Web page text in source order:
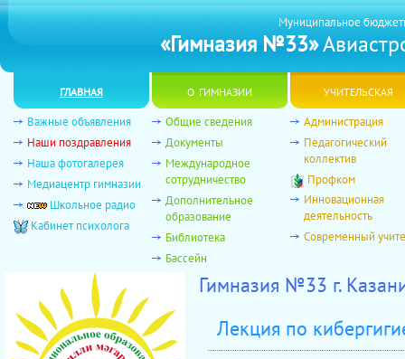
Муниципальное
«Гимназия №33»
главная о гимназии учительская
Важные объявления
Наши поздравления
Наша фотогалерея
Медиацентр гимназии
Школьное радио
Кабинет психолога
Общие сведения
Документы
Международное
сотрудничество
Дополнительное
образование
Библиотека
Бассейн
Администрация
Педагогический
коллектив
Профком
Инновационная
деятельность
Современный
Гимназия №33 г.
Лекция по